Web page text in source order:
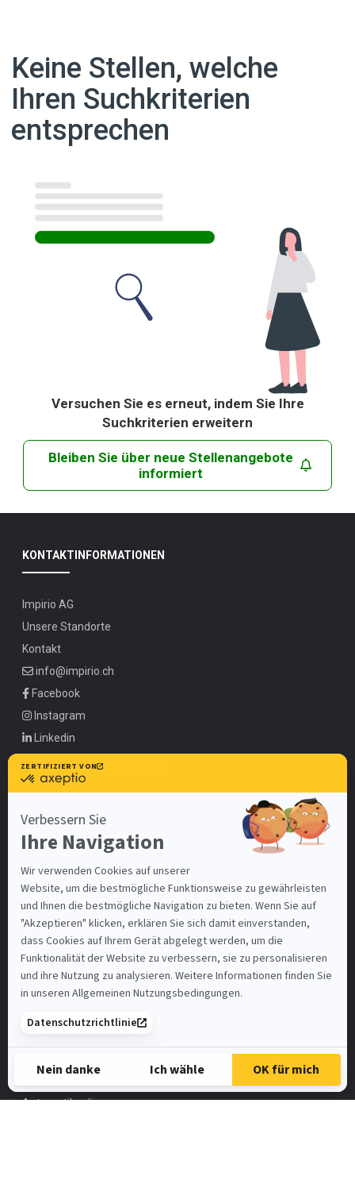
Keine Stellen, welche
Ihren Suchkriterien
entsprechen
Ergebnisse
Versuchen Sie es erneut, indem Sie Ihre
Suchkriterien erweitern
Bleiben Sie über neue Stellenangebote
informiert
KONTAKTINFORMATIONEN
Impirio AG
Unsere Standorte
Kontakt
info@impirio.ch
Facebook
Instagram
Linkedin
UNSERE ANGEBOTE UNTER
Zürich
Basel-Stadt
Luzern
St. Gallen
Mein Benutzerkonto
Nutzungsbedingungen
SAMSIC-EMPLOI.CH
SAMSIC.FR
Spontanbewerbung
Automatiker/in